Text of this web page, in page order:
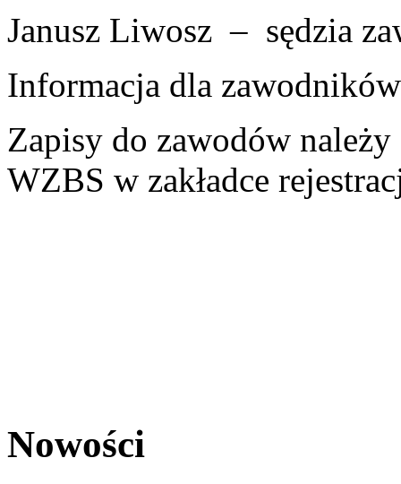
Janusz Liwosz – sędzia
Informacja dla zawodników
Zapisy do zawodów należy
WZBS w zakładce
Nowości